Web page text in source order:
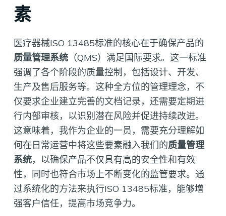
素
医疗器械ISO 13485标准的核心在于确保产品的
质量管理系统（QMS）满足国际要求。这一标准
强调了各个阶段的质量控制，包括设计、开发、
生产及售后服务等。这种全方位的管理理念，不
仅要求企业建立完善的文档记录，还需要定期进
行内部审核，以识别潜在风险并促进持续改进。
这意味着，我作为企业的一员，需要充分理解如
何在日常运营中将这些要素融入我们的质量管理
系统，以确保产品不仅具有高的安全性和有效
性，同时也符合市场上不断变化的监管要求。通
过系统化的方法来执行ISO 13485标准，能够增
强客户信任，提高市场竞争力。